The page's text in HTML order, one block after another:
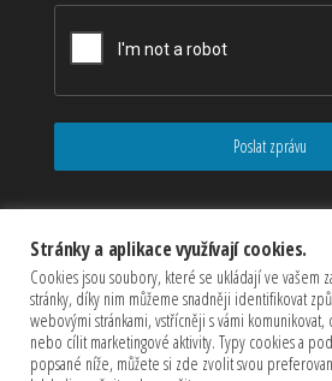
Poslat zprávu
Stránky a aplikace využívají cookies.
Cookies jsou soubory, které se ukládají ve vašem
stránky, díky nim můžeme snadněji identifikovat
webovými stránkami, vstřícněji s vámi
nebo cílit marketingové aktivity. Typy cookies a
popsané níže, můžete si zde zvolit svou